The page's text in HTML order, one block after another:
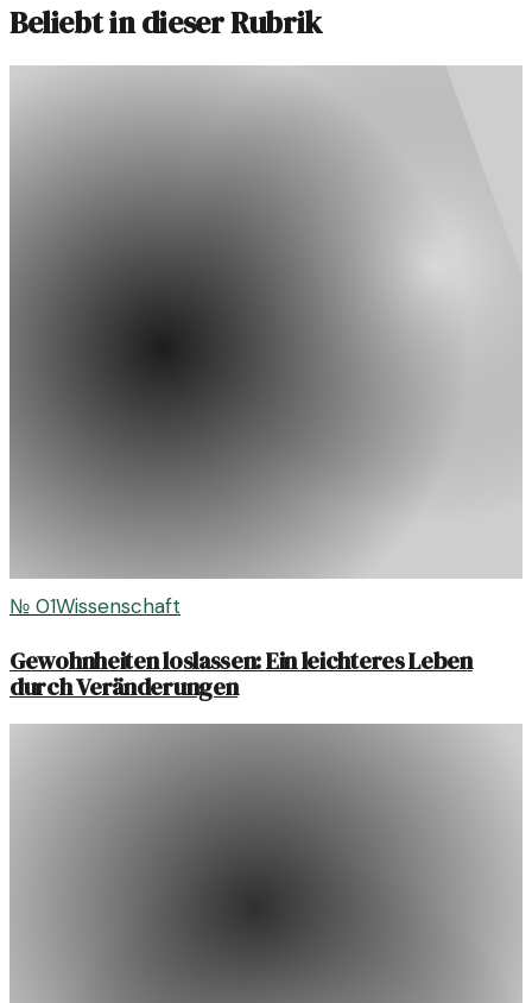
Beliebt in dieser Rubrik
№ 01Wissenschaft
Gewohnheiten loslassen: Ein leichteres Leben
durch Veränderungen